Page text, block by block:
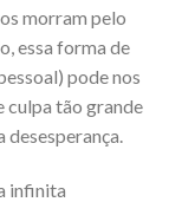
morram pelo
essa forma de
pode nos
culpa tão grande
desesperança.
infinita